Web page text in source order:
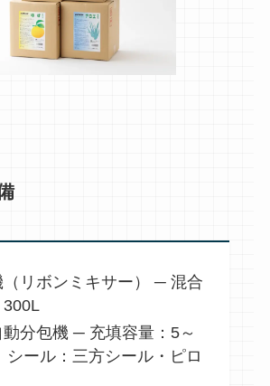
（リボンミキサー） ─ 混合
分包機 ─ 充填容量：5～
シール：三方シール・ピロ